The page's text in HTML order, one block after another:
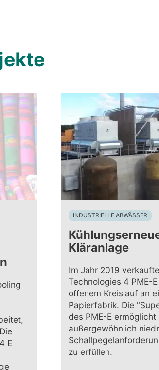
E
INDUSTRIELLE ABWÄSSER
Kläranlage
Im Jahr 2019
Technologies 4 PME-
offenem Kreislauf an
Papierfabrik. Die
des PME-E ermöglicht
außergewöhnlich
zu erfüllen.